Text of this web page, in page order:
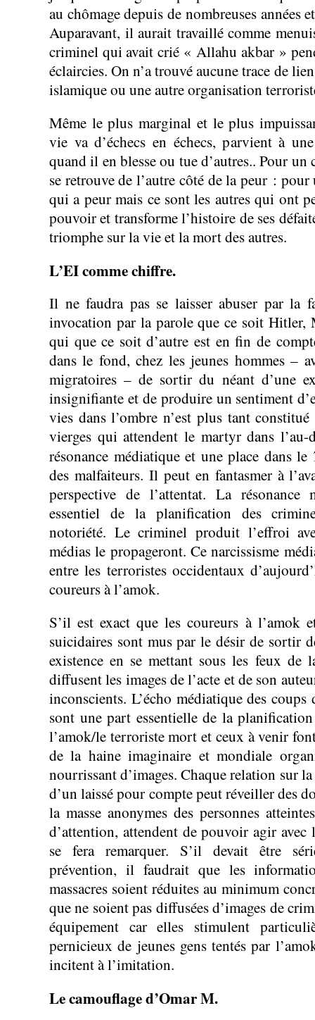
au chômage depuis de nombreuses années
Auparavant, il aurait travaillé comme
criminel qui avait crié « Allahu akbar »
éclaircies. On n’a trouvé aucune trace de
islamique ou une autre organisation
Même le plus marginal et le plus
vie va d’échecs en échecs, parvient à
quand il en blesse ou tue d’autres.. Pour
se retrouve de l’autre côté de la peur : pour
qui a peur mais ce sont les autres qui ont
pouvoir et transforme l’histoire de ses
triomphe sur la vie et la mort des autres.
L’EI comme chiffre.
Il ne faudra pas se laisser abuser par la
invocation par la parole que ce soit Hitler,
qui que ce soit d’autre est en fin de
dans le fond, chez les jeunes hommes –
migratoires – de sortir du néant d’une
insignifiante et de produire un sentiment
vies dans l’ombre n’est plus tant
vierges qui attendent le martyr dans l’au-
résonance médiatique et une place dans le
des malfaiteurs. Il peut en fantasmer à
perspective de l’attentat. La résonance
essentiel de la planification des
notoriété. Le criminel produit l’effroi
médias le propageront. Ce narcissisme
entre les terroristes occidentaux
coureurs à l’amok.
S’il est exact que les coureurs à l’amok
suicidaires sont mus par le désir de sortir
existence en se mettant sous les feux de
diffusent les images de l’acte et de son
inconscients. L’écho médiatique des
sont une part essentielle de la
l’amok/le terroriste mort et ceux à venir
de la haine imaginaire et mondiale
nourrissant d’images. Chaque relation sur
d’un laissé pour compte peut réveiller des
la masse anonymes des personnes
d’attention, attendent de pouvoir agir avec
se fera remarquer. S’il devait être
prévention, il faudrait que les
massacres soient réduites au minimum
que ne soient pas diffusées d’images de
équipement car elles stimulent
pernicieux de jeunes gens tentés par
incitent à l’imitation.
Le camouflage d’Omar M.